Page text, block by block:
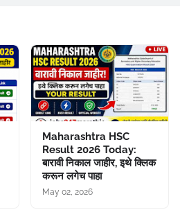
Maharashtra HSC
Result 2026 Today:
बारावी निकाल जाहीर, इथे क्लिक
करून लगेच पाहा
May 02, 2026